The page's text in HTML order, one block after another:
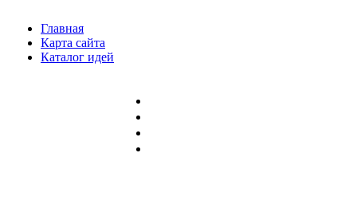
Главная
Карта сайта
Каталог идей